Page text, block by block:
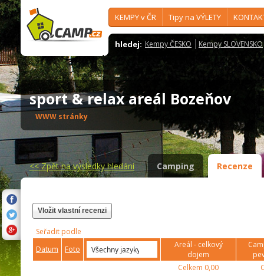
KEMPY v ČR Tipy na VÝLETY
hledej: Kempy ČESKO Kempy SLOVENSKO
sport & relax areál Bozeňov
WWW stránky
<<Zpět na výsledky hledání Camping Recenze
Vložit vlastní recenzi
Seřadit podle
Datum
Foto
Areál - celkový
dojem
Celkem 0,00